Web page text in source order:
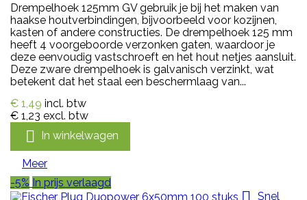
Drempelhoek 125mm GV gebruik je bij het maken van
haakse houtverbindingen, bijvoorbeeld voor kozijnen,
kasten of andere constructies. De drempelhoek 125 mm
heeft 4 voorgeboorde verzonken gaten, waardoor je
deze eenvoudig vastschroeft en het hout netjes aansluit.
Deze zware drempelhoek is galvanisch verzinkt, wat
betekent dat het staal een beschermlaag van...
€ 1,49 incl. btw
€ 1,23 excl. btw
 In winkelwagen
Meer
-5% In prijs verlaagd
Snel